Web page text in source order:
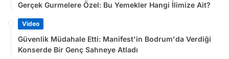
Gerçek Gurmelere Özel: Bu Yemekler Hangi İlimize Ait?
Video
Güvenlik Müdahale Etti: Manifest'in Bodrum'da Verdiği
Konserde Bir Genç Sahneye Atladı